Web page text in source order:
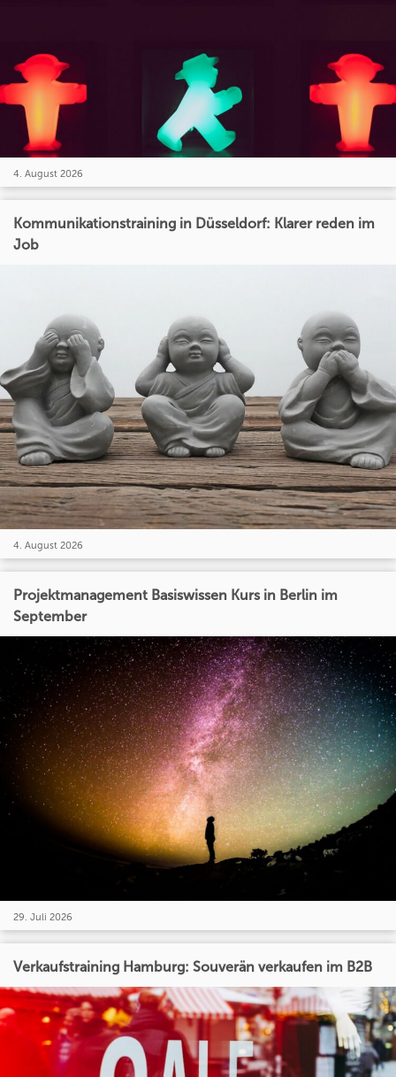
4. August 2026
Kommunikationstraining in Düsseldorf: Klarer reden im
Job
4. August 2026
Projektmanagement Basiswissen Kurs in Berlin im
September
29. Juli 2026
Verkaufstraining Hamburg: Souverän verkaufen im B2B